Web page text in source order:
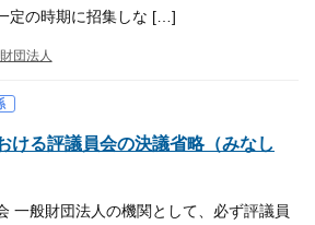
定の時期に招集しな […]
団法人
ける評議員会の決議省略（みなし
一般財団法人の機関として、必ず評議員